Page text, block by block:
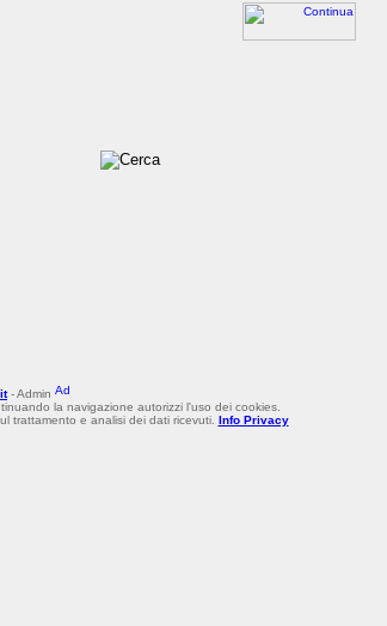
- Admin
la navigazione autorizzi l'uso dei cookies.
trattamento e analisi dei dati ricevuti. Info Privacy